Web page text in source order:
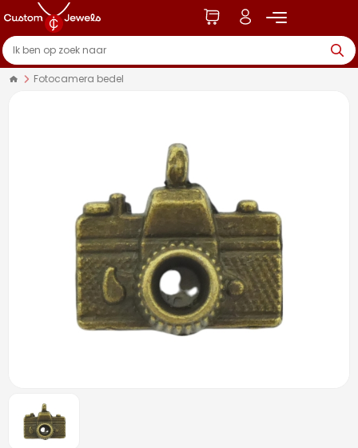
Fotocamera bedel